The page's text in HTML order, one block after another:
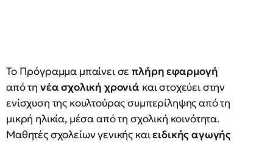
Το Πρόγραμμα μπαίνει σεπλήρη εφαρμογή
από τη νέα σχολική χρονιά και στοχεύει στην
ενίσχυση της κουλτούρας συμπερίληψης από τη
μικρή ηλικία, μέσα από τη σχολική κοινότητα.
Μαθητές σχολείων γενικής καιειδικής αγωγής